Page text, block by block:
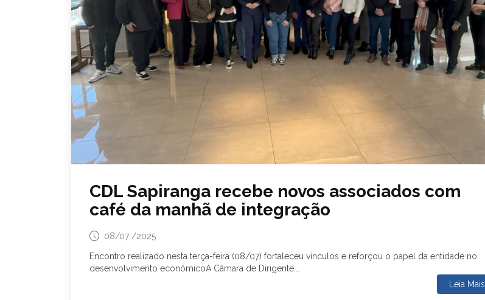
CDL Sapiranga recebe novos associados com
café da manhã de integração
08/07 /2025
Encontro realizado nesta terça-feira (08/07) fortaleceu vínculos e reforçou o papel da entidade no
desenvolvimento econômicoA Câmara de Dirigente...
Leia Mais